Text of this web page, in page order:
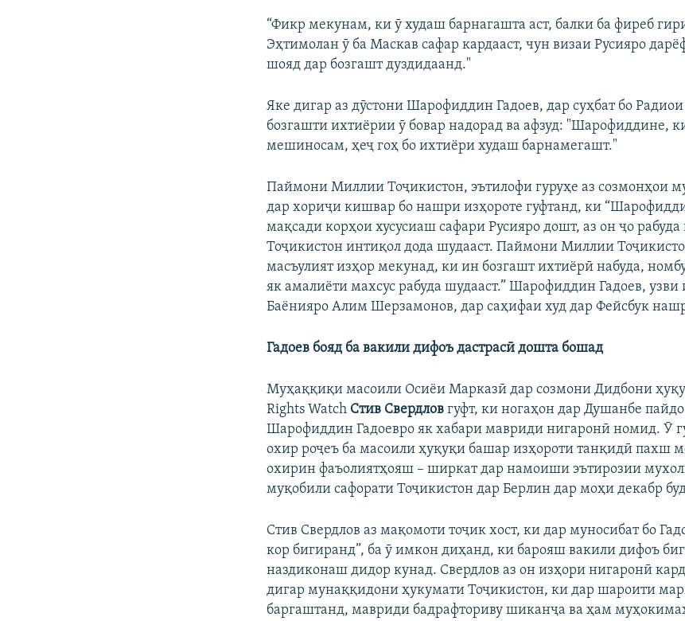
“Фикр мекунам, ки ӯ худаш барнагашта аст, балки ба фиреб
Эҳтимолан ӯ ба Маскав сафар кардааст, чун визаи Русияро
шояд дар бозгашт дуздидаанд."
Яке дигар аз дӯстони Шарофиддин Гадоев, дар суҳбат бо Радиои
бозгашти ихтиёрии ӯ бовар надорад ва афзуд: "Шарофиддине,
мешиносам, ҳеҷ гоҳ бо ихтиёри худаш барнамегашт."
Паймони Миллии Тоҷикистон, эътилофи гуруҳе аз созмонҳои
дар хориҷи кишвар бо нашри изҳороте гуфтанд, ки
мақсади корҳои хусусиаш сафари Русияро дошт, аз он ҷо рабуда
Тоҷикистон интиқол дода шудааст. Паймони Миллии
масъулият изҳор мекунад, ки ин бозгашт ихтиёрӣ набуда,
як амалиёти махсус рабуда шудааст.” Шарофиддин Гадоев, узви
Баёнияро Алим Шерзамонов, дар саҳифаи худ дар Фейсбук
Гадоев бояд ба вакили дифоъ дастрасӣ дошта бошад
Муҳаққиқи масоили Осиёи Марказӣ дар созмони Дидбони
Rights Watch Стив Свердловгуфт, ки ногаҳон дар Душанбе
Шарофиддин Гадоевро як хабари мавриди нигаронӣ номид. Ӯ
охир роҷеъ ба масоили ҳуқуқи башар изҳороти танқидӣ пахш
охирин фаъолиятҳояш – ширкат дар намоиши эътирозии
муқобили сафорати Тоҷикистон дар Берлин дар моҳи декабр
Стив Свердлов аз мақомоти тоҷик хост, ки дар муносибат бо
кор бигиранд”, ба ӯ имкон диҳанд, ки барояш вакили дифоъ
наздиконаш дидор кунад. Свердлов аз он изҳори нигаронӣ
дигар мунаққидони ҳукумати Тоҷикистон, ки дар шароити
баргаштанд, мавриди бадрафториву шиканҷа ва ҳам